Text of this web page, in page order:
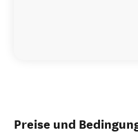
Preise und